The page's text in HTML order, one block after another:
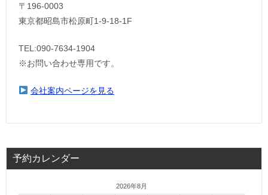
〒196-0003
東京都昭島市松原町1-9‐18‐1F
TEL:090-7634-1904
※お問い合わせ専用です。
会社案内ページを見る
予約カレンダー
2026年8月